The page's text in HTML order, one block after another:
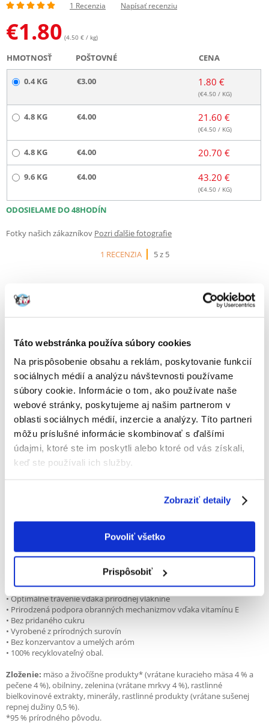
Táto webstránka používa súbory cookies
Na prispôsobenie obsahu a reklám, poskytovanie funkcií
sociálnych médií a analýzu návštevnosti používame
súbory cookie. Informácie o tom, ako používate naše
webové stránky, poskytujeme aj našim partnerom v
oblasti sociálnych médií, inzercie a analýzy. Títo partneri
môžu príslušné informácie skombinovať s ďalšími
údajmi, ktoré ste im poskytli alebo ktoré od vás získali,
keď ste používali ich služby.
Zobraziť detaily
Povoliť všetko
Prispôsobiť
1 Recenzia Napísať recenziu
€1.80 (4.50 € / kg)
HMOTNOSŤ POŠTOVNÉ CENA
0.4 KG €3.00 1.80 €
(€4.50 / KG)
4.8 KG €4.00 21.60 €
(€4.50 / KG)
4.8 KG €4.00 20.70 €
9.6 KG €4.00 43.20 €
(€4.50 / KG)
ODOSIELAME DO 48HODÍN
Fotky našich zákazníkov Pozri ďalšie fotografie
1 RECENZIA
5 z 5
100%
Recommend
100% ZÁKAZNÍCI ODPORÚČAJÚ TENTO PRODUKT
NAPÍSAŤ RECENZIU
Popis
Plnohodnotné krmivo pre dospelé psy.
pes potrebuje pre zdravý život. Receptúra obsahuje vitamín E, ktorý má
tela. Jeho zloženie vyvinuli veterinári a nutriční špecialisti z WALTHAM
Institute of Animal Science. Krmivá tiež obsahujú prírodnú vlákninu a
pomáha udržiavať zdravú kožu a srsť.
• Optimálne trávenie vďaka prírodnej vláknine
• Prirodzená podpora obranných mechanizmov vďaka vitamínu E
• Bez pridaného cukru
• Vyrobené z prírodných surovín
• Bez konzervantov a umelých aróm
• 100% recyklovateľný obal.
Zloženie: mäso a živočíšne produkty* (vrátane kuracieho mäsa 4 % a
pečene 4 %), obilniny, zelenina (vrátane mrkvy 4 %), rastlinné
bielkovinové extrakty, minerály, rastlinné produkty (vrátane sušenej
repnej dužiny 0,5 %).
*95 % prírodného pôvodu.